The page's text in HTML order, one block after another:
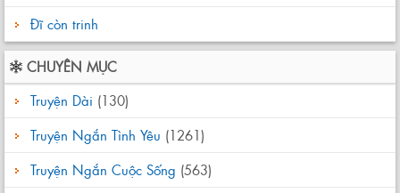
Đĩ còn trinh
CHUYÊN MỤC
Truyện Dài (130)
Truyện Ngắn Tình Yêu (1261)
Truyện Ngắn Cuộc Sống (563)